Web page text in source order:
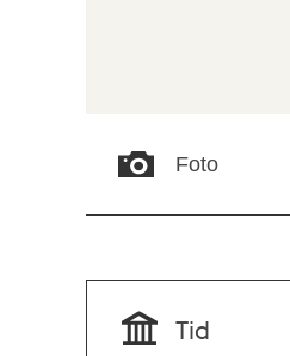
Foto
Tid